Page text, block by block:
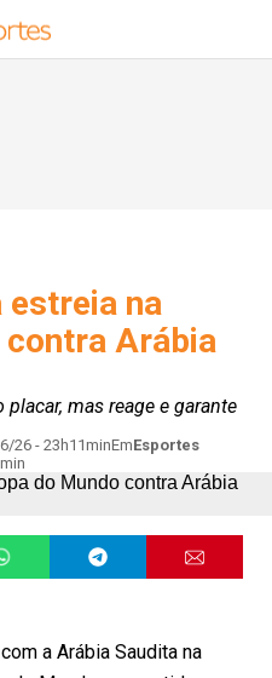
estreia na
contra Arábia
mas reage e garante
26 - 23h11minEmEsportes
a Arábia Saudita na